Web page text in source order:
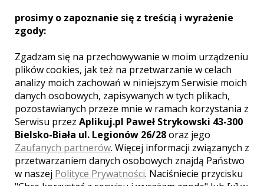
LOKALE WESELNE Z MIASTAMURÓW
prosimy o zapoznanie się z treścią i wyrażenie
zgody:
Zgadzam się na przechowywanie w moim urządzeniu
plików cookies, jak też na przetwarzanie w celach
analizy moich zachowań w niniejszym Serwisie moich
danych osobowych, zapisywanych w tych plikach,
pozostawianych przeze mnie w ramach korzystania z
Serwisu przez Aplikuj.pl Paweł Strykowski 43-300
Bielsko-Biała ul. Legionów 26/28oraz jego
Zaufanych partnerów. Więcej informacji związanych z
przetwarzaniem danych osobowych znajdą Państwo
w naszej Polityce Prywatności. Naciśniecie przycisku